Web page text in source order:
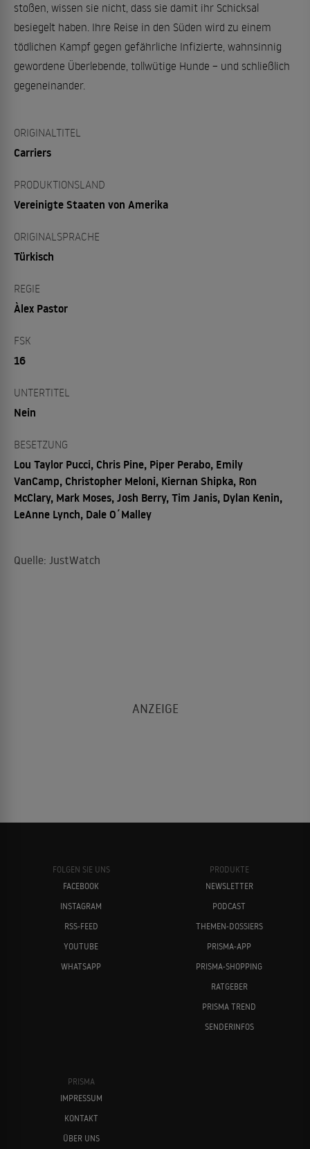
stoßen, wissen sie nicht, dass sie damit ihr Schicksal
besiegelt haben. Ihre Reise in den Süden wird zu einem
tödlichen Kampf gegen gefährliche Infizierte, wahnsinnig
gewordene Überlebende, tollwütige Hunde – und schließlich
gegeneinander.
ORIGINALTITEL
Carriers
PRODUKTIONSLAND
Vereinigte Staaten von Amerika
ORIGINALSPRACHE
Türkisch
REGIE
Àlex Pastor
FSK
16
UNTERTITEL
Nein
BESETZUNG
Lou Taylor Pucci, Chris Pine, Piper Perabo, Emily
VanCamp, Christopher Meloni, Kiernan Shipka, Ron
McClary, Mark Moses, Josh Berry, Tim Janis, Dylan Kenin,
LeAnne Lynch, Dale O´Malley
Quelle: JustWatch
FOLGEN SIE UNS
FACEBOOK
INSTAGRAM
RSS-FEED
YOUTUBE
WHATSAPP
PRODUKTE
NEWSLETTER
PODCAST
THEMEN-DOSSIERS
PRISMA-APP
PRISMA-SHOPPING
RATGEBER
PRISMA TREND
SENDERINFOS
PRISMA
IMPRESSUM
KONTAKT
ÜBER UNS